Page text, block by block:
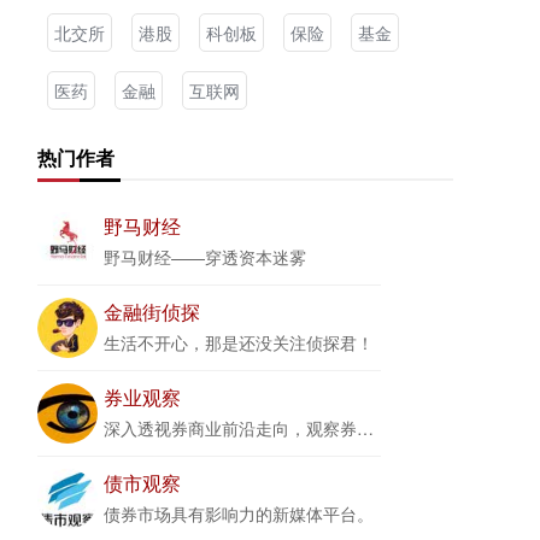
北交所 港股 科创板 保险 基金
医药 金融 互联网
热门作者
野马财经
野马财经——穿透资本迷雾
金融街侦探
生活不开心，那是还没关注侦探君！
券业观察
深入透视券商业前沿走向，观察券业、资本圈最新变化
债市观察
债券市场具有影响力的新媒体平台。